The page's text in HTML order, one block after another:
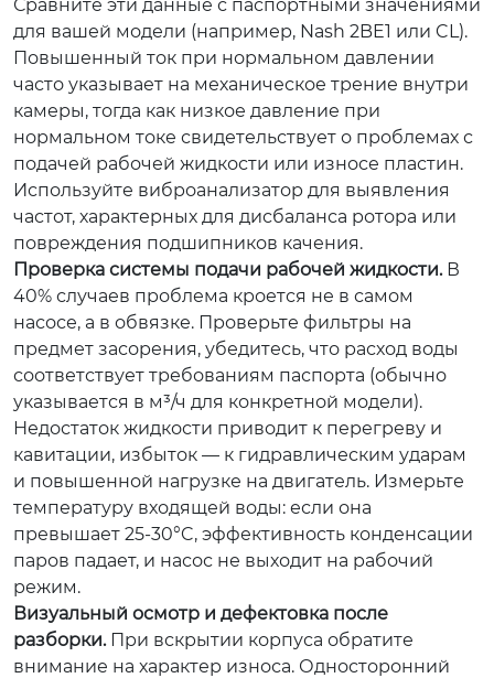
Сравните эти данные с паспортными значениями
для вашей модели (например, Nash 2BE1 или CL).
Повышенный ток при нормальном давлении
часто указывает на механическое трение внутри
камеры, тогда как низкое давление при
нормальном токе свидетельствует о проблемах с
подачей рабочей жидкости или износе пластин.
Используйте виброанализатор для выявления
частот, характерных для дисбаланса ротора или
повреждения подшипников качения.
Проверка системы подачи рабочей жидкости.В
40% случаев проблема кроется не в самом
насосе, а в обвязке. Проверьте фильтры на
предмет засорения, убедитесь, что расход воды
соответствует требованиям паспорта (обычно
указывается в м³/ч для конкретной модели).
Недостаток жидкости приводит к перегреву и
кавитации, избыток — к гидравлическим ударам
и повышенной нагрузке на двигатель. Измерьте
температуру входящей воды: если она
превышает 25-30°C, эффективность конденсации
паров падает, и насос не выходит на рабочий
режим.
Визуальный осмотр и дефектовка после
разборки.При вскрытии корпуса обратите
внимание на характер износа. Односторонний